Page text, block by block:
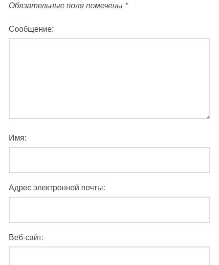
Обязательные поля помечены *
Сообщение:
Имя:
Адрес электронной почты:
Веб-сайт: